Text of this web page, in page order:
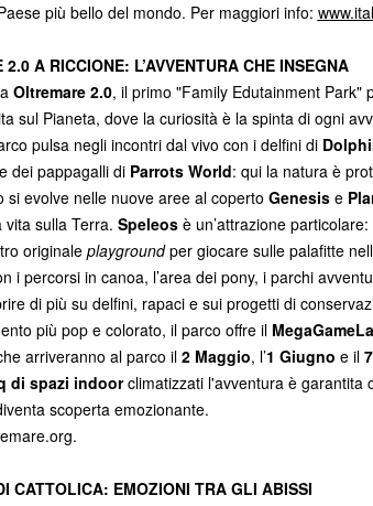
più bello del mondo. Per maggiori info:
A RICCIONE: L’AVVENTURA CHE INSEGNA
Oltremare 2.0, il primo "Family Edutainment Park"
sul Pianeta, dove la curiosità è la spinta di ogni
pulsa negli incontri dal vivo con i delfini di
dei pappagalli di Parrots World: qui la natura è
si evolve nelle nuove aree al coperto Genesis e
vita sulla Terra. Speleos è un’attrazione
originale playgroundper giocare sulle palafitte
i percorsi in canoa, l’area dei pony, i parchi
di più su delfini, rapaci e sui progetti di
più pop e colorato, il parco offre il
arriveranno al parco il 2 Maggio, l’1 Giugno e il
di spazi indoorclimatizzati l'avventura è garantita
scoperta emozionante.
CATTOLICA: EMOZIONI TRA GLI ABISSI